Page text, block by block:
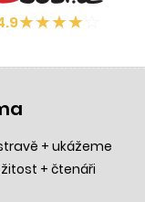
★★★★
+ ukážeme
+ čtenáři